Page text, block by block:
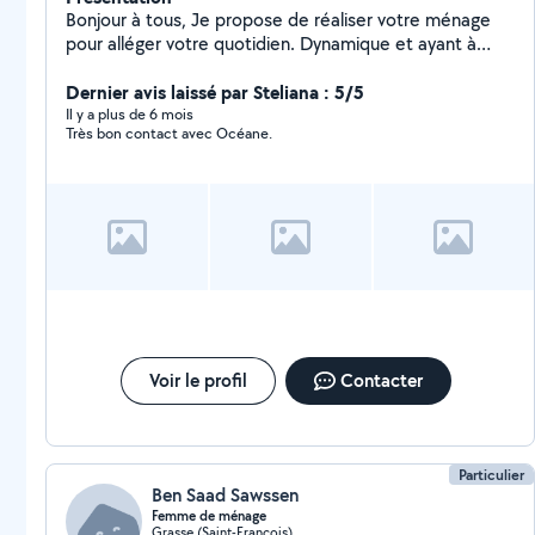
Bonjour à tous, Je propose de réaliser votre ménage
pour alléger votre quotidien. Dynamique et ayant à
contacter
Dernier avis laissé par Steliana : 5/5
Il y a plus de 6 mois
Très bon contact avec Océane.
Voir le profil Contacter
Particulier
Ben Saad Sawssen
Femme de ménage